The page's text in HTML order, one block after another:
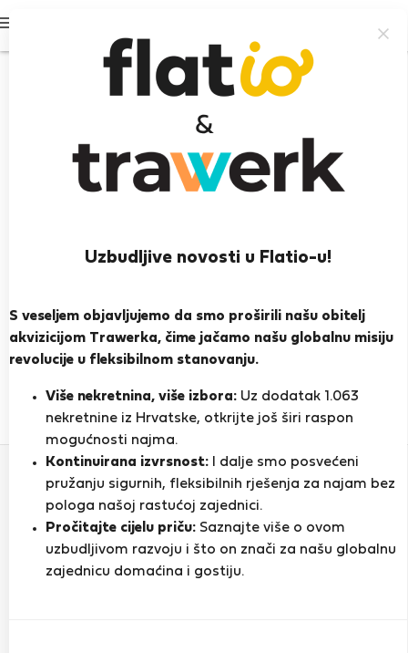
Uzbudljive novosti u Flatio-u!
S veseljem objavljujemo da smo proširili našu obitelj
akvizicijom Trawerka, čime jačamo našu globalnu misiju
revolucije u fleksibilnom stanovanju.
Više nekretnina, više izbora: Uz dodatak 1.063
nekretnine iz Hrvatske, otkrijte još širi raspon
mogućnosti najma.
Kontinuirana izvrsnost: I dalje smo posvećeni
pružanju sigurnih, fleksibilnih rješenja za najam bez
pologa našoj rastućoj zajednici.
Pročitajte cijelu priču: Saznajte više o ovom
uzbudljivom razvoju i što on znači za našu globalnu
zajednicu domaćina i gostiju.
Luís M.
Sesimbra
PRIKAŽI ŽIVOTOPIS
Ocjena i reference Ponude
1
Ocjena